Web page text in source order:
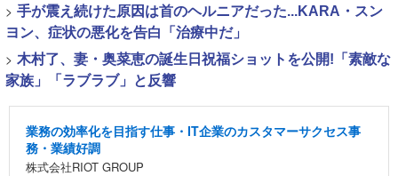
> 手が震え続けた原因は首のヘルニアだった...KARA・スン
ヨン、症状の悪化を告白「治療中だ」
> 木村了、妻・奥菜恵の誕生日祝福ショットを公開!「素敵な
家族」「ラブラブ」と反響
業務の効率化を目指す仕事・IT企業のカスタマーサクセス事
務・業績好調
株式会社RIOT GROUP